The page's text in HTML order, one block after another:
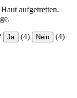
aufgetretten.
Ja (4) Nein (4)